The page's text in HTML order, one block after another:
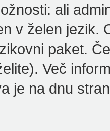
ali
v želen jezik.
paket.
Več
je na dnu